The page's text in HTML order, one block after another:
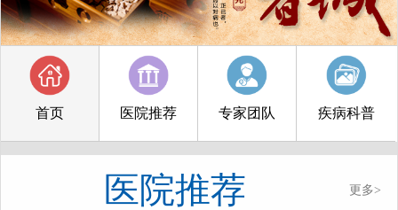
首页 医院推荐 专家团队 疾病科普
医院推荐 更多>